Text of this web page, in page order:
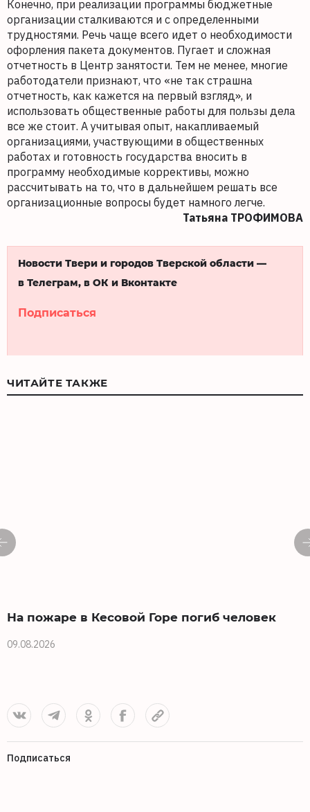
Конечно, при реализации программы бюджетные
организации сталкиваются и с определенными
трудностями. Речь чаще всего идет о необходимости
офорления пакета документов. Пугает и сложная
отчетность в Центр занятости. Тем не менее, многие
работодатели признают, что «не так страшна
отчетность, как кажется на первый взгляд», и
использовать общественные работы для пользы дела
все же стоит. А учитывая опыт, накапливаемый
организациями, участвующими в общественных
работах и готовность государства вносить в
программу необходимые коррективы, можно
рассчитывать на то, что в дальнейшем решать все
организационные вопросы будет намного легче.
Татьяна ТРОФИМОВА
Новости Твери и городов Тверской области —
в Телеграм, в ОК и Вконтакте
Подписаться
ЧИТАЙТЕ ТАКЖЕ
На пожаре в Кесовой Горе погиб человек
09.08.2026
Подписаться